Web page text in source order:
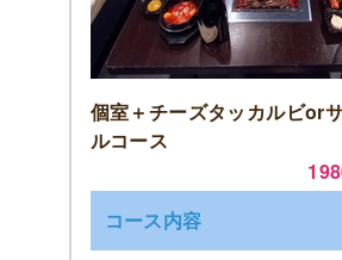
個室＋チーズタッカルビor
ルコース
コース内容